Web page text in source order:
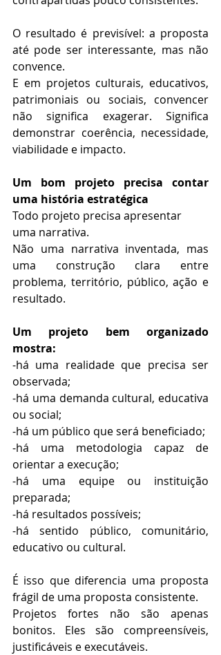
O resultado é previsível: a proposta
até pode ser interessante, mas não
convence.
E em projetos culturais, educativos,
patrimoniais ou sociais, convencer
não significa exagerar. Significa
demonstrar coerência, necessidade,
viabilidade e impacto.
Um bom projeto precisa contar
uma história estratégica
Todo projeto precisa apresentar
uma narrativa.
Não uma narrativa inventada, mas
uma construção clara entre
problema, território, público, ação e
resultado.
Um projeto bem organizado
mostra:
-há uma realidade que precisa ser
observada;
-há uma demanda cultural, educativa
ou social;
-há um público que será beneficiado;
-há uma metodologia capaz de
orientar a execução;
-há uma equipe ou instituição
preparada;
-há resultados possíveis;
-há sentido público, comunitário,
educativo ou cultural.
É isso que diferencia uma proposta
frágil de uma proposta consistente.
Projetos fortes não são apenas
bonitos. Eles são compreensíveis,
justificáveis e executáveis.